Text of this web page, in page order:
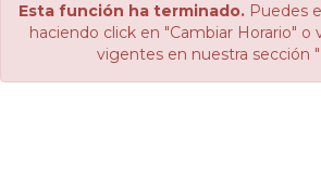
Esta función ha terminado. Puedes
haciendo click en "Cambiar Horario" o
vigentes en nuestra sección